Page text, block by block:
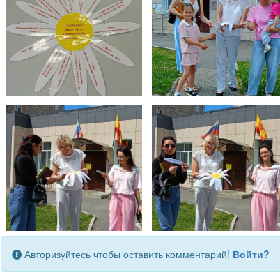
Авторизуйтесь чтобы оставить комментарий! Войти?